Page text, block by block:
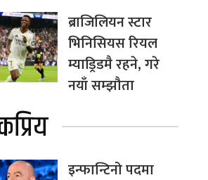
ब्राजिलियन स्टार
भिनिसियस रियल
म्याड्रिडमै रहने, गरे
नयाँ सम्झौता
इन्फान्टिनो पदमा